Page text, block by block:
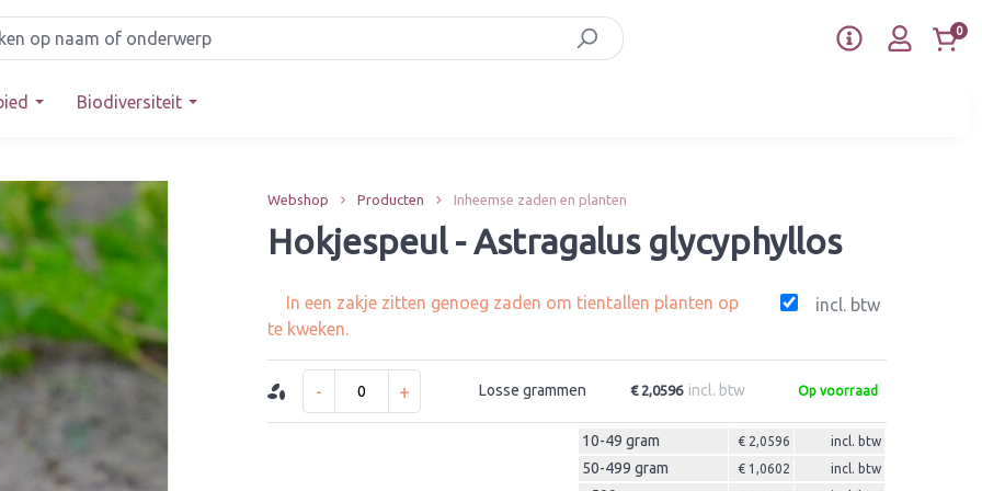
0
Biodiversiteit
Webshop Producten Inheemse zaden en planten
Hokjespeul - Astragalus glycyphyllos
In een zakje zitten genoeg zaden om tientallen planten op
te kweken.
incl. btw
- + Losse grammen € 2,0596 incl. btw Op voorraad
10-49 gram € 2,0596 incl. btw
50-499 gram € 1,0602 incl. btw